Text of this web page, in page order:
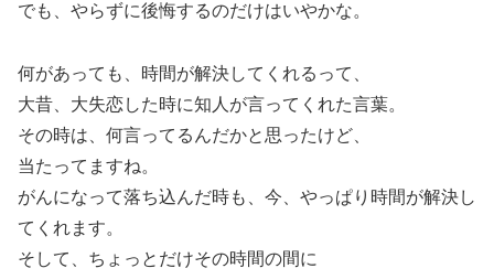
でも、やらずに後悔するのだけはいやかな。
何があっても、時間が解決してくれるって、
大昔、大失恋した時に知人が言ってくれた言葉。
その時は、何言ってるんだかと思ったけど、
当たってますね。
がんになって落ち込んだ時も、今、やっぱり時間が解決し
てくれます。
そして、ちょっとだけその時間の間に